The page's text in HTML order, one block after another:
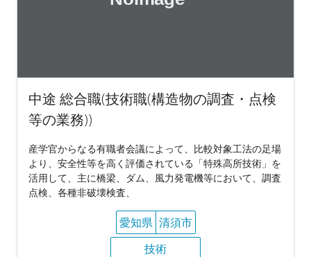
中途 総合職(技術職(構造物の調査・点検
等の業務))
産学官からなる有職者会議によって、比較対象工法の足場
より、安全性等を高く評価されている「特殊高所技術」を
活用して、主に橋梁、ダム、風力発電機等において、調査
点検、各種非破壊検査、
愛知県 清須市
技術